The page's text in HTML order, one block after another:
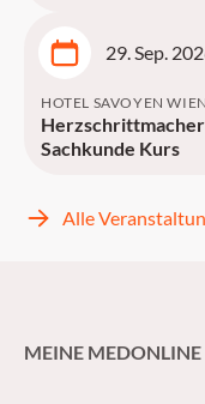
29. Sep.
HOTEL SAVOYEN WIEN
Sachkunde Kurs
Alle
MEINE MEDONLINE